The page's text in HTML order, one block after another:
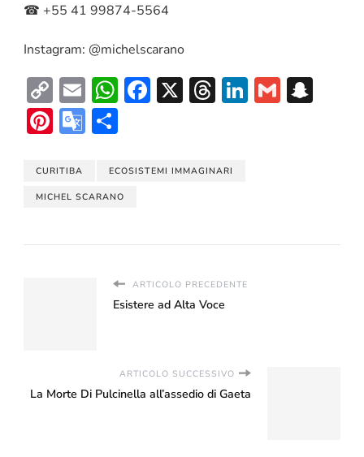
☎ +55 41 99874-5564
Instagram: @michelscarano
Copy
Link
EmailWhatsApp
Facebook
X Threads
LinkedIn
Gmail
Pinterest
Google
CURITIBA ECOSISTEMI IMMAGINARI
MICHEL SCARANO
ARTICOLO PRECEDENTE
Esistere ad Alta Voce
ARTICOLO SUCCESSIVO
La Morte Di Pulcinella all’assedio di Gaeta